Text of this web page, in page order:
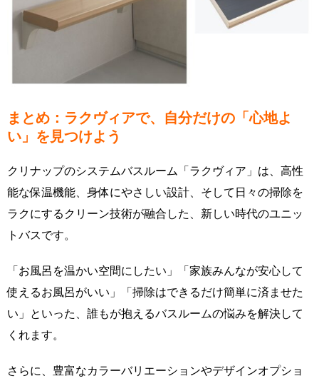
まとめ：ラクヴィアで、自分だけの「心地よ
い」を見つけよう
クリナップのシステムバスルーム「ラクヴィア」は、高性
能な保温機能、身体にやさしい設計、そして日々の掃除を
ラクにするクリーン技術が融合した、新しい時代のユニッ
トバスです。
「お風呂を温かい空間にしたい」「家族みんなが安心して
使えるお風呂がいい」「掃除はできるだけ簡単に済ませた
い」といった、誰もが抱えるバスルームの悩みを解決して
くれます。
さらに、豊富なカラーバリエーションやデザインオプショ